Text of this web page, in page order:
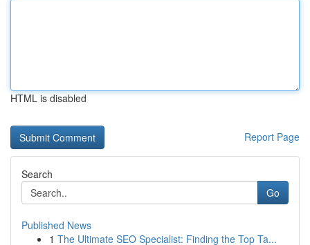
HTML is disabled
Report Page
Search
Go
Published News
1 The Ultimate SEO Specialist: Finding the Top Ta...